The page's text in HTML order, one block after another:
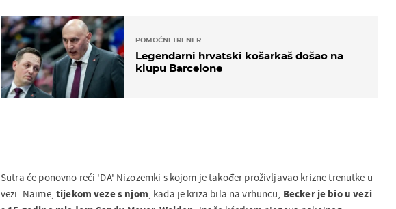
POMOĆNI TRENER
Legendarni hrvatski košarkaš došao na
klupu Barcelone
Sutra će ponovno reći 'DA' Nizozemki s kojom je također proživljavao krizne trenutke u
vezi. Naime, tijekom veze s njom, kada je kriza bila na vrhuncu, Becker je bio u vezi